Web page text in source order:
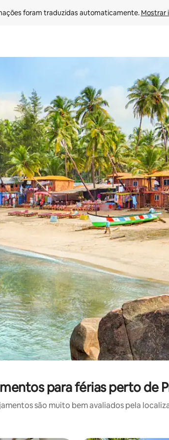
foram traduzidas automaticamente. Mostrar
de seta para cima e para baixo ou explore
para férias perto de
são muito bem avaliados pela